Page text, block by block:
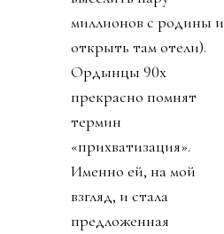
миллионов с родины и
открыть там отели).
Ордынцы 90х
прекрасно помнят
термин
«прихватизация».
Именно ей, на мой
взгляд, и стала
предложенная